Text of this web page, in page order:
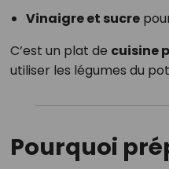
Vinaigre et sucre
C’est un plat de cuisine
utiliser les légumes du
Pourquoi